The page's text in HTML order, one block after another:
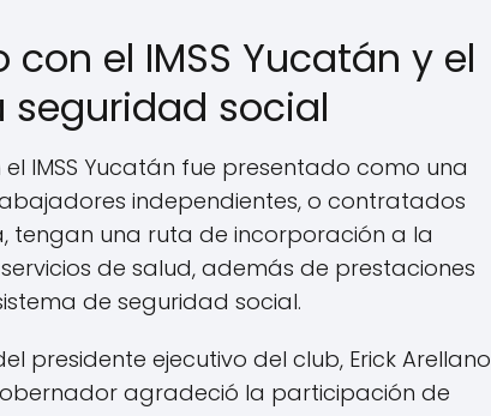
con el IMSS Yucatán y el
seguridad social
el IMSS Yucatán fue presentado como una
independientes, o contratados
tengan una ruta de incorporación a la
de salud, además de prestaciones
de seguridad social.
presidente ejecutivo del club, Erick Arellano
agradeció la participación de